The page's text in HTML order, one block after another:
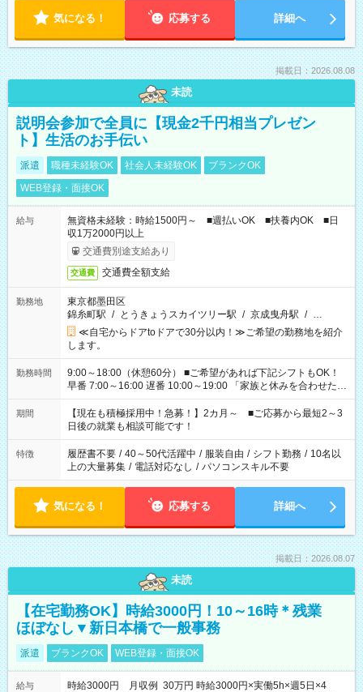
気になる！ 応募する 詳細へ
掲載日：2026.08.08
未読
説明会参加で全員に【現金2千円相当プレゼン
ト】生活のお手伝い
派遣 職種未経験OK 社会人未経験OK
ブランクOK
WEB登録・面接OK
給与
無資格未経験：時給1500円～ ■週払いOK ■扶養内OK ■日
収1万2000円以上
交通費別途支給あり
交通費 交通費全額支給
勤務地
東京都墨田区
錦糸町駅 / とうきょうスカイツリー駅 / 京成曳舟駅 / …
≪自宅からドアtoドアで30分以内！≫ご希望の勤務地を紹介
します。
勤務時間
9:00～18:00（休憩60分） ■ご希望があれば下記シフトもOK！
早番 7:00～16:00 遅番 10:00～19:00 「家族と休みを合わせた
い」 「余裕を持って夕飯の準備がしたい」 「できれば残業はし
たくない」 など、ご希望を教えてくださいね。 ※Wワーク希望
の方へ 今ご覧のお仕事で希望する勤務時間と、もう1つのお仕事
の勤務時間。 合計で週40時間を超える場合は応募できません。
期間
【現在も積極採用中！急募！】2カ月～ ■ご応募から最短2～3
日後の就業も相談可能です！
特徴 履歴書不要 / 40～50代活躍中 / 服装自由 / シフト勤務 / 10名以
上の大量募集 / 電話対応なし / パソコンスキル不要
気になる！ 応募する 詳細へ
掲載日：2026.08.07
未読
【在宅勤務OK】時給3000円！10～16時＊残業
ほぼなし▼新日本橋で一般事務
派遣 ブランクOK WEB登録・面接OK
給与
時給3000円 月収例 30万円 時給3000円×実働5h×週5日×4